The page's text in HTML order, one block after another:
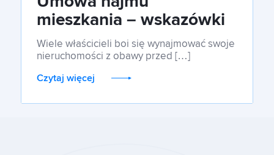
mieszkania – wskazówki
dla wynajmującego
Wiele właścicieli boi się wynajmować swoje
nieruchomości z obawy przed […]
Czytaj więcej